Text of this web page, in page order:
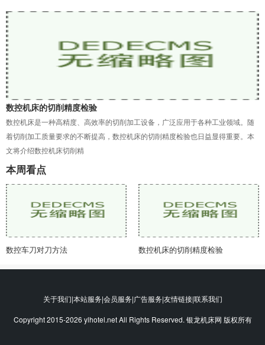
数控机床的切削精度检验
数控机床是一种高精度、高效率的切削加工设备，广泛应用于各种工业领域。随
着切削加工质量要求的不断提高，数控机床的切削精度检验也日益显得重要。本
文将介绍数控机床切削精
本周看点
数控车刀对刀方法 数控机床的切削精度检验
关于我们|本站服务|会员服务|广告服务|友情链接|联系我们
Copyright 2015-2026 ylhotel.net All Rights Reserved. 银龙机床网 版权所有